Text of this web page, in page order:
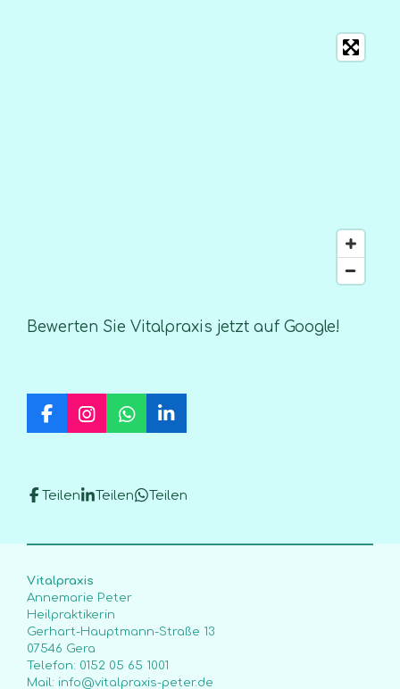
Bewerten Sie Vitalpraxis jetzt auf Google!
F
a
b
k
I
n
a
a
W
h
s
p
L
i
e
n
Teilen Teilen Teilen
Vitalpraxis
Annemarie Peter
Heilpraktikerin
Gerhart-Hauptmann-Straße 13
07546 Gera
Telefon: 0152 05 65 1001
Mail: info@vitalpraxis-peter.de